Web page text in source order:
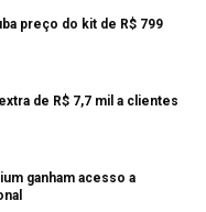
preço do kit de R$ 799
de R$ 7,7 mil a clientes
ganham acesso a